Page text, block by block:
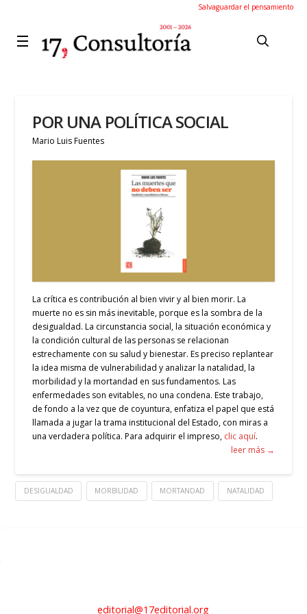
Salvaguardar el pensamiento
POR UNA POLÍTICA SOCIAL
Mario Luis Fuentes
La crítica es contribución al bien vivir y al bien morir. La
muerte no es sin más inevitable, porque es la sombra de la
desigualdad. La circunstancia social, la situación económica y
la condición cultural de las personas se relacionan
estrechamente con su salud y bienestar. Es preciso replantear
la idea misma de vulnerabilidad y analizar la natalidad, la
morbilidad y la mortandad en sus fundamentos. Las
enfermedades son evitables, no una condena. Este trabajo,
de fondo a la vez que de coyuntura, enfatiza el papel que está
llamada a jugar la trama institucional del Estado, con miras a
una verdadera política. Para adquirir el impreso, clic aquí.
leer más →
DESIGUALDAD MORBILIDAD MORTANDAD NATALIDAD
editorial@17editorial.org